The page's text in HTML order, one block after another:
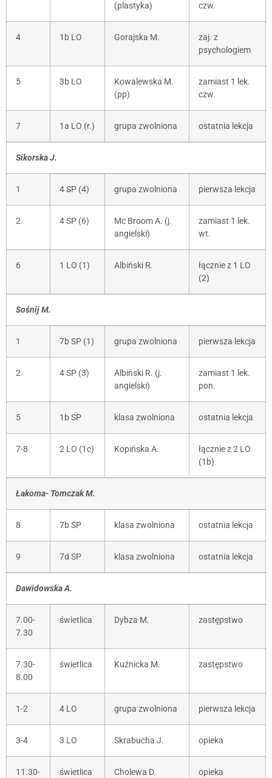
(plastyka) czw.
4 1b LO Gorajska M.
zaj. z
psychologiem
5 3b LO
Kowalewska M.
(pp)
zamiast 1 lek.
czw.
7 1a LO (r.) grupa zwolniona ostatnia lekcja
Sikorska J.
1 4 SP (4) grupa zwolniona pierwsza lekcja
2 4 SP (6)
Mc Broom A. (j.
angielski)
zamiast 1 lek.
wt.
6 1 LO (1) Albiński R.
łącznie z 1 LO
(2)
Sośnij M.
1 7b SP (1) grupa zwolniona pierwsza lekcja
2 4 SP (3)
Albiński R. (j.
angielski)
zamiast 1 lek.
pon.
5 1b SP klasa zwolniona ostatnia lekcja
7-8 2 LO (1c) Kopińska A.
łącznie z 2 LO
(1b)
Łakoma- Tomczak M.
8 7b SP klasa zwolniona ostatnia lekcja
9 7d SP klasa zwolniona ostatnia lekcja
Dawidowska A.
7.00-
7.30
świetlica Dybza M. zastępstwo
7.30-
8.00
świetlica Kuźnicka M. zastępstwo
1-2 4 LO grupa zwolniona pierwsza lekcja
3-4 3 LO Skrabucha J. opieka
11.30-
świetlica Cholewa D. opieka